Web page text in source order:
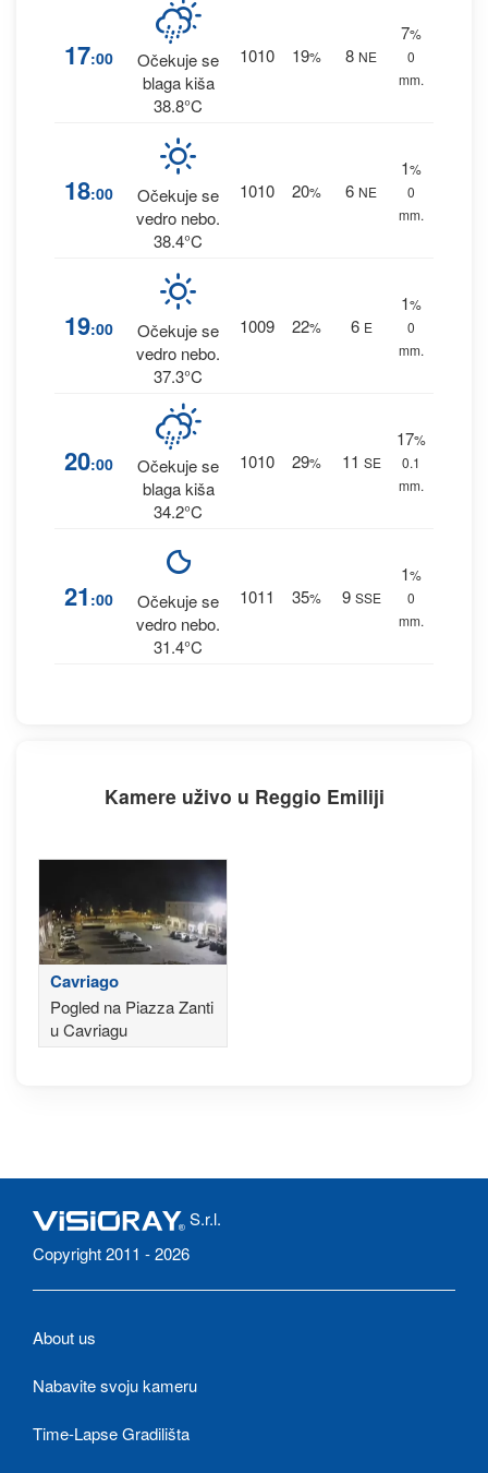
17:00
Očekuje se
blaga kiša
38.8°C
1010 19% 8 NE
7%
0
mm.
18:00
Očekuje se
vedro nebo.
38.4°C
1010 20% 6 NE
1%
0
mm.
19:00
Očekuje se
vedro nebo.
37.3°C
1009 22% 6 E
1%
0
mm.
20:00
Očekuje se
blaga kiša
34.2°C
1010 29% 11 SE
17%
0.1
mm.
21 :00
Očekuje se
vedro nebo.
31.4°C
1011 35% 9 SSE
1%
0
mm.
Kamere uživo u Reggio Emiliji
Cavriago
Pogled na Piazza Zanti
u Cavriagu
S.r.l.
Copyright 2011 - 2026
About us
Nabavite svoju kameru
Time-Lapse Gradilišta